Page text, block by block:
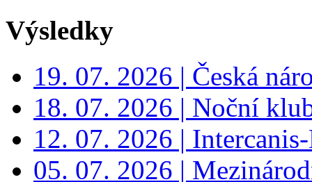
Výsledky
19. 07. 2026 | Česká
18. 07. 2026 | Noční
12. 07. 2026 |
05. 07. 2026 |